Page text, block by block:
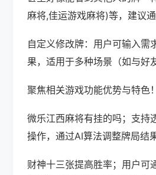
麻将,佳运游戏麻将)等，建议
自定义修改牌：用户可输入需
果，适用于多种场景（如与好
聚焦相关游戏功能优势与特色！
微乐江西麻将有挂的吗；支持
操作，通过AI算法调整牌局结
财神十三张提高胜率；用户可